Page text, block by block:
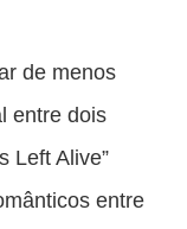
de menos
entre dois
Left Alive”
entre